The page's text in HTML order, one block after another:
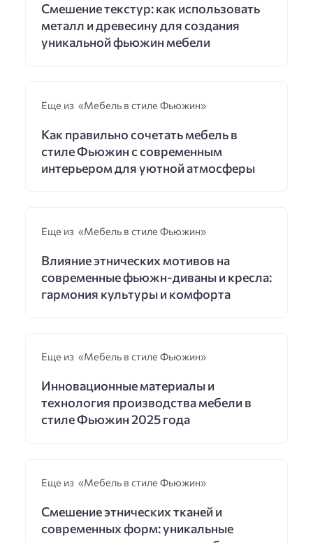
Смешение текстур: как использовать
металл и древесину для создания
уникальной фьюжин мебели
Еще из «Мебель в стиле Фьюжин»
Как правильно сочетать мебель в
стиле Фьюжин с современным
интерьером для уютной атмосферы
Еще из «Мебель в стиле Фьюжин»
Влияние этнических мотивов на
современные фьюжн-диваны и кресла:
гармония культуры и комфорта
Еще из «Мебель в стиле Фьюжин»
Инновационные материалы и
технология производства мебели в
стиле Фьюжин 2025 года
Еще из «Мебель в стиле Фьюжин»
Смешение этнических тканей и
современных форм: уникальные